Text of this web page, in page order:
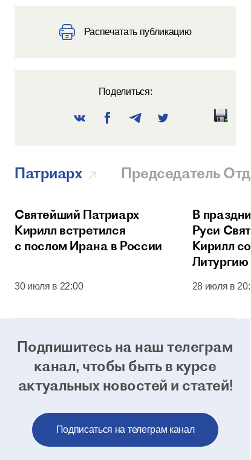
Распечатать публикацию
Поделиться:
Патриарх Председатель
Святейший Патриарх
Кирилл встретился
с послом Ирана в России
30 июля в 22:00
В
Руси
Кирилл
Кремля
28 июля в
Подпишитесь на наш телеграм
канал, чтобы быть в курсе
актуальных новостей и статей!
Подписаться на телеграм канал